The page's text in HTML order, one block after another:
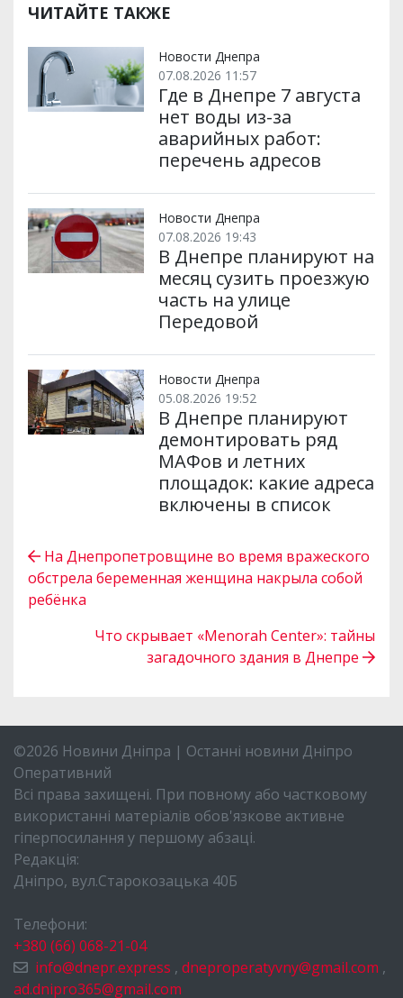
ЧИТАЙТЕ ТАКЖЕ
Новости Днепра
07.08.2026 11:57
Где в Днепре 7 августа
нет воды из-за
аварийных работ:
перечень адресов
Новости Днепра
07.08.2026 19:43
В Днепре планируют на
месяц сузить проезжую
часть на улице
Передовой
Новости Днепра
05.08.2026 19:52
В Днепре планируют
демонтировать ряд
МАФов и летних
площадок: какие адреса
включены в список
На Днепропетровщине во время вражеского
обстрела беременная женщина накрыла собой
ребёнка
Что скрывает «Menorah Center»: тайны
загадочного здания в Днепре
©2026 Новини Дніпра | Останні новини Дніпро
Оперативний
Всі права захищені. При повному або частковому
використанні матеріалів обов'язкове активне
гіперпосилання у першому абзаці.
Редакція:
Дніпро, вул.Старокозацька 40Б
Телефони:
+380 (66) 068-21-04
info@dnepr.express , dneproperatyvny@gmail.com ,
ad.dnipro365@gmail.com